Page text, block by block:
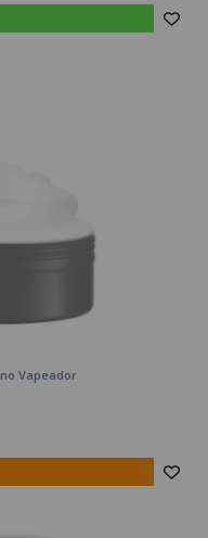
Vapeador